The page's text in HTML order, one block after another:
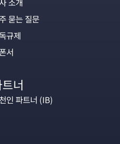
소개
묻는 질문
규제
서
너
인 파트너 (IB)